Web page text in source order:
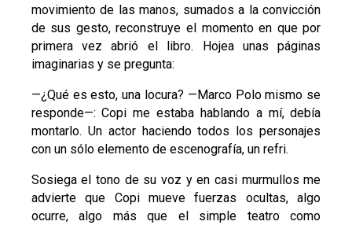
movimiento de las manos, sumados a la convicción
de sus gesto, reconstruye el momento en que por
primera vez abrió el libro. Hojea unas páginas
imaginarias y se pregunta:
—¿Qué es esto, una locura? —Marco Polo mismo se
responde—: Copi me estaba hablando a mí, debía
montarlo. Un actor haciendo todos los personajes
con un sólo elemento de escenografía, un refri.
Sosiega el tono de su voz y en casi murmullos me
advierte que Copi mueve fuerzas ocultas, algo
ocurre, algo más que el simple teatro como